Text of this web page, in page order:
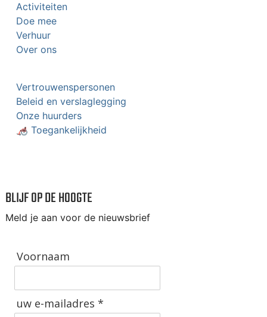
Activiteiten
Doe mee
Verhuur
Over ons
Vertrouwenspersonen
Beleid en verslaglegging
Onze huurders
🦽 Toegankelijkheid
BLIJF OP DE HOOGTE
Meld je aan voor de nieuwsbrief
Voornaam
uw e-mailadres *